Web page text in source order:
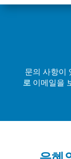
문의 사항이
로이메일을